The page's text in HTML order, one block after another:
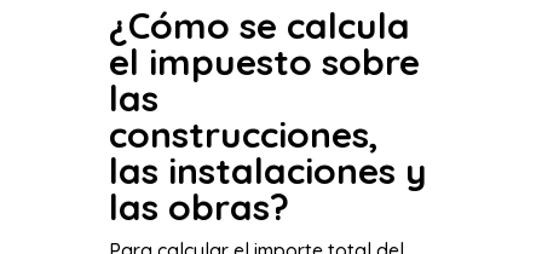
¿Cómo se calcula
el impuesto sobre
las
construcciones,
las instalaciones y
las obras?